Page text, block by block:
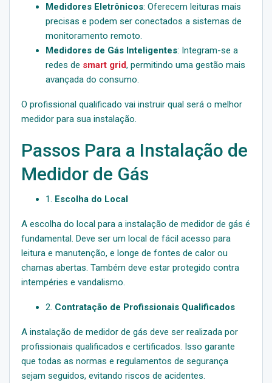
Medidores Eletrônicos: Oferecem leituras mais
precisas e podem ser conectados a sistemas de
monitoramento remoto.
Medidores de Gás Inteligentes: Integram-se a
redes de smart grid, permitindo uma gestão mais
avançada do consumo.
O profissional qualificado vai instruir qual será o melhor
medidor para sua instalação.
Passos Para a Instalação de
Medidor de Gás
1. Escolha do Local
A escolha do local para a instalação de medidor de gás é
fundamental. Deve ser um local de fácil acesso para
leitura e manutenção, e longe de fontes de calor ou
chamas abertas. Também deve estar protegido contra
intempéries e vandalismo.
2. Contratação de Profissionais Qualificados
A instalação de medidor de gás deve ser realizada por
profissionais qualificados e certificados. Isso garante
que todas as normas e regulamentos de segurança
sejam seguidos, evitando riscos de acidentes.